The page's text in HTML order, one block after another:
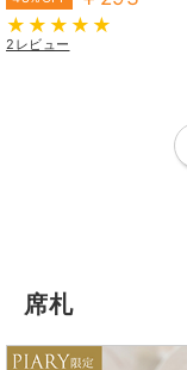
2レビュー
席札